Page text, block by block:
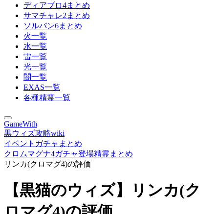
ディアブロ4まとめ
サマチャレ2まとめ
ソルバン6まとめ
火一覧
水一覧
雷一覧
光一覧
闇一覧
EXAS一覧
各種精霊一覧
GameWith
黒ウィズ攻略wiki
イベントガチャまとめ
クロムマグナ4ガチャ登場精霊まとめ
リンカ(クロマグ4)の評価
【黒猫のウィズ】リンカ(ク